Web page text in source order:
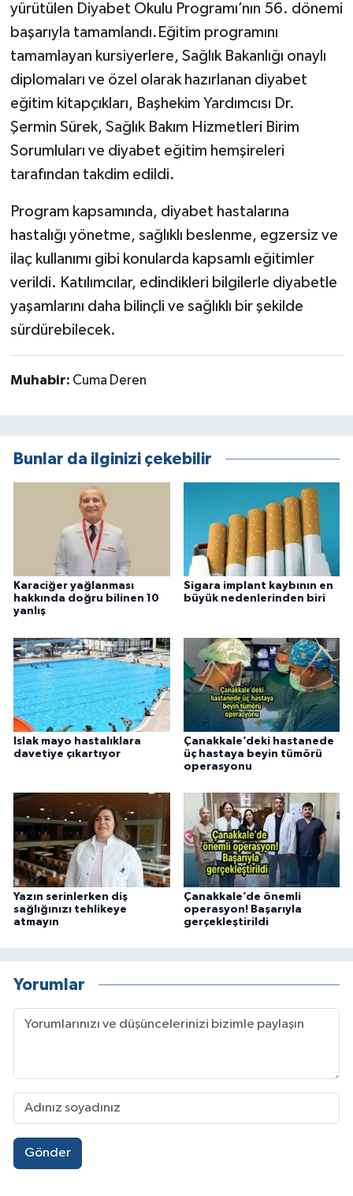
yürütülen Diyabet Okulu Programı’nın 56. dönemi
başarıyla tamamlandı.Eğitim programını
tamamlayan kursiyerlere, Sağlık Bakanlığı onaylı
diplomaları ve özel olarak hazırlanan diyabet
eğitim kitapçıkları, Başhekim Yardımcısı Dr.
Şermin Sürek, Sağlık Bakım Hizmetleri Birim
Sorumluları ve diyabet eğitim hemşireleri
tarafından takdim edildi.
Program kapsamında, diyabet hastalarına
hastalığı yönetme, sağlıklı beslenme, egzersiz ve
ilaç kullanımı gibi konularda kapsamlı eğitimler
verildi. Katılımcılar, edindikleri bilgilerle diyabetle
yaşamlarını daha bilinçli ve sağlıklı bir şekilde
sürdürebilecek.
Muhabir: Cuma Deren
Bunlar da ilginizi çekebilir
Karaciğer yağlanması
hakkında doğru bilinen 10
yanlış
Sigara implant kaybının en
büyük nedenlerinden biri
Islak mayo hastalıklara
davetiye çıkartıyor
Çanakkale’deki hastanede
üç hastaya beyin tümörü
operasyonu
Yazın serinlerken diş
sağlığınızı tehlikeye
atmayın
Çanakkale’de önemli
operasyon! Başarıyla
gerçekleştirildi
Yorumlar
Gönder